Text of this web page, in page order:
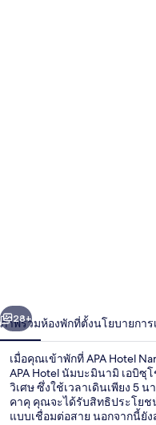
Shinsekai
=
APA
Hotel
นัมบะ
า
ถัดไป
28+
ภาพรวมห้องพักที่ตั้งนโยบายการ
เมื่อคุณเข้าพักที่ APA Hotel
APA Hotel นัมบะมินามิ เอบิซุ
วิเศษ ซึ่งใช้เวลาเดินเพียง 5
คาคุ คุณจะได้รับสิทธิประโยช
แบบเชื่อมต่อสาย นอกจากนี้ยั